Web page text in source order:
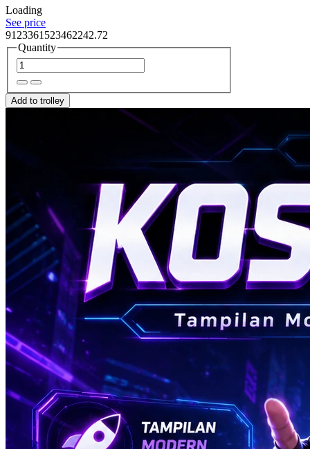
Loading
See price
9123361523462242.72
Quantity
Add to trolley